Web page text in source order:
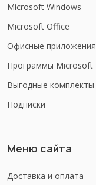
Microsoft Windows
Microsoft Office
Офисные приложения
Программы Microsoft
Выгодные комплекты
Подписки
Меню сайта
Доставка и оплата